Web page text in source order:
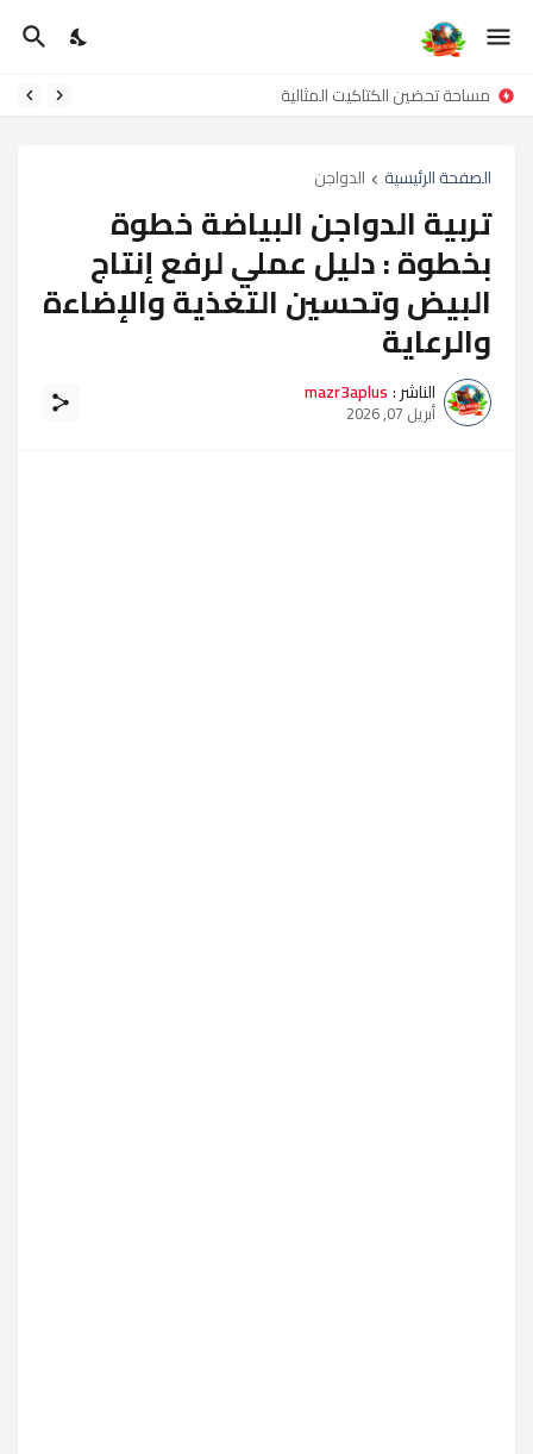
مساحة تحضين الكتاكيت المثالية
الصفحة الرئيسية الدواجن
تربية الدواجن البياضة خطوة
بخطوة : دليل عملي لرفع إنتاج
البيض وتحسين التغذية والإضاءة
والرعاية
الناشر :mazr3aplus
أبريل 07, 2026